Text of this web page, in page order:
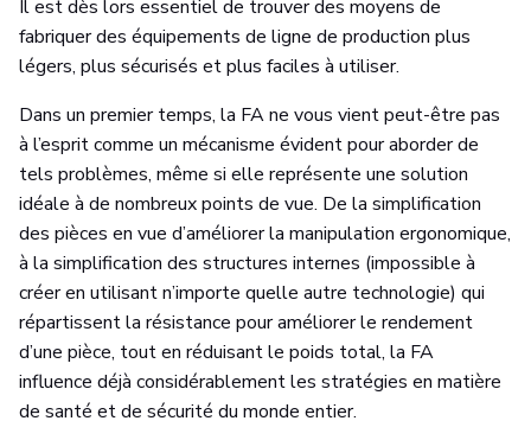
Il est dès lors essentiel de trouver des moyens de
fabriquer des équipements de ligne de production plus
légers, plus sécurisés et plus faciles à utiliser.
Dans un premier temps, la FA ne vous vient peut-être pas
à l’esprit comme un mécanisme évident pour aborder de
tels problèmes, même si elle représente une solution
idéale à de nombreux points de vue. De la simplification
des pièces en vue d’améliorer la manipulation ergonomique,
à la simplification des structures internes (impossible à
créer en utilisant n’importe quelle autre technologie) qui
répartissent la résistance pour améliorer le rendement
d’une pièce, tout en réduisant le poids total, la FA
influence déjà considérablement les stratégies en matière
de santé et de sécurité du monde entier.